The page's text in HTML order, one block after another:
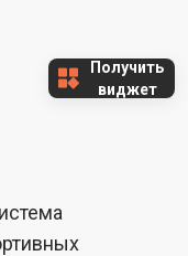
Получить
виджет